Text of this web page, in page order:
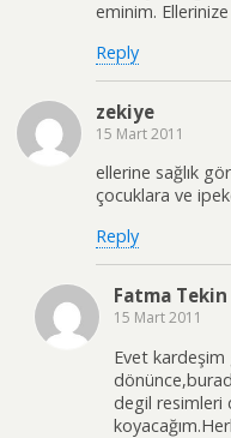
eminim. Ellerinize
Reply
zekiye
15 Mart 2011
ellerine sağlık
çocuklara ve
Reply
Fatma Tekin
15 Mart 2011
Evet
degil resimleri